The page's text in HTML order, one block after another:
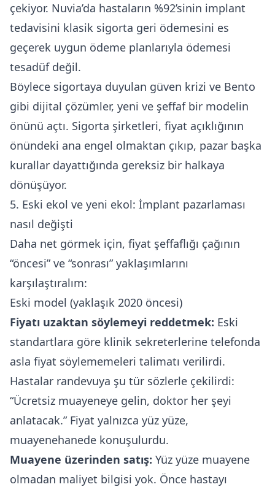
çekiyor. Nuvia’da hastaların %92’sinin implant
tedavisini klasik sigorta geri ödemesini es
geçerek uygun ödeme planlarıyla ödemesi
tesadüf değil.
Böylece sigortaya duyulan güven krizi ve Bento
gibi dijital çözümler, yeni ve şeffaf bir modelin
önünü açtı. Sigorta şirketleri, fiyat açıklığının
önündeki ana engel olmaktan çıkıp, pazar başka
kurallar dayattığında gereksiz bir halkaya
dönüşüyor.
5. Eski ekol ve yeni ekol: İmplant pazarlaması
nasıl değişti
Daha net görmek için, fiyat şeffaflığı çağının
“öncesi” ve “sonrası” yaklaşımlarını
karşılaştıralım:
Eski model (yaklaşık 2020 öncesi)
Fiyatı uzaktan söylemeyi reddetmek: Eski
standartlara göre klinik sekreterlerine telefonda
asla fiyat söylememeleri talimatı verilirdi.
Hastalar randevuya şu tür sözlerle çekilirdi:
“Ücretsiz muayeneye gelin, doktor her şeyi
anlatacak.” Fiyat yalnızca yüz yüze,
muayenehanede konuşulurdu.
Muayene üzerinden satış: Yüz yüze muayene
olmadan maliyet bilgisi yok. Önce hastayı